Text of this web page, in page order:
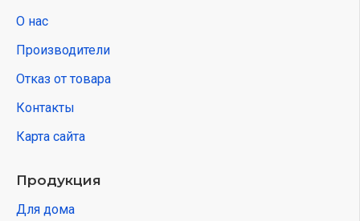
О нас
Производители
Отказ от товара
Контакты
Карта сайта
Продукция
Для дома